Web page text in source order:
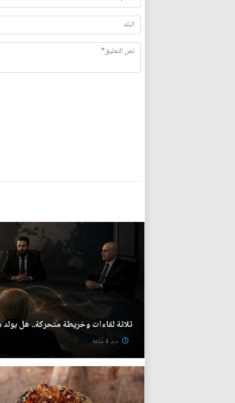
ثلاثة لقاءات وخريطة متحركة.. هل
منذ 4 ساعة